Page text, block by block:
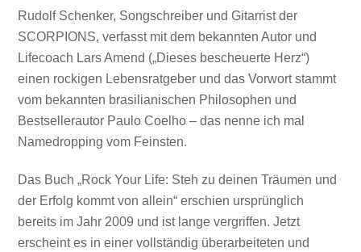
Rudolf Schenker, Songschreiber und Gitarrist der
SCORPIONS, verfasst mit dem bekannten Autor und
Lifecoach Lars Amend („Dieses bescheuerte Herz“)
einen rockigen Lebensratgeber und das Vorwort stammt
vom bekannten brasilianischen Philosophen und
Bestsellerautor Paulo Coelho – das nenne ich mal
Namedropping vom Feinsten.
Das Buch „Rock Your Life: Steh zu deinen Träumen und
der Erfolg kommt von allein“ erschien ursprünglich
bereits im Jahr 2009 und ist lange vergriffen. Jetzt
erscheint es in einer vollständig überarbeiteten und